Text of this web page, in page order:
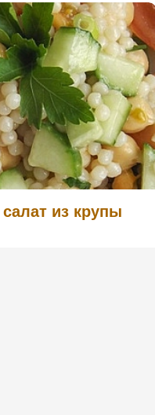
из крупы